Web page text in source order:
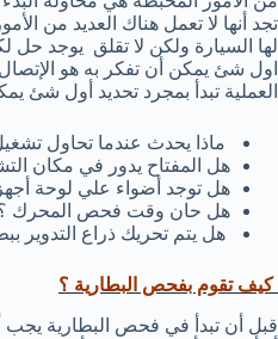
تجد أنها لا تعمل هناك العديد من
لها السيارة ولكن لا تقلق يوجد حل
اول شئ يمكن أن تفكر به هو
العملية تبدأ بمجرد تحديد أول شئ
ماذا يحدث عندما تحاول
هل المفتاح يدور في مكان
هل توجد أضواء علي لوحة
هل حان وقت فحص المحرك
هل يتم تحريك ذراع التدوير
كيف تقوم بفحص البطارية ؟
قبل أن تبدأ في فحص البطارية يجب